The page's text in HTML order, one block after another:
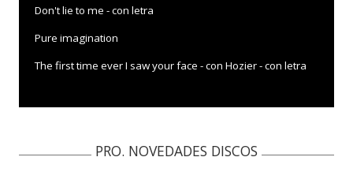
Don't lie to me - con letra
Pure imagination
The first time ever I saw your face - con Hozier - con letra
PRO. NOVEDADES DISCOS